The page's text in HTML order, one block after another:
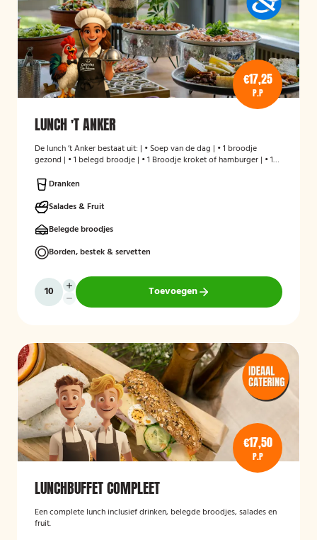
€17,25
P.P
LUNCH 'T ANKER
De lunch ’t Anker bestaat uit: | • Soep van de dag | • 1 broodje
gezond | • 1 belegd broodje | • 1 Broodje kroket of hamburger | • 1
Dranken
Salades & Fruit
Belegde broodjes
Borden, bestek & servetten
Toevoegen
€17,50
P.P
LUNCHBUFFET COMPLEET
Een complete lunch inclusief drinken, belegde broodjes, salades en
fruit.